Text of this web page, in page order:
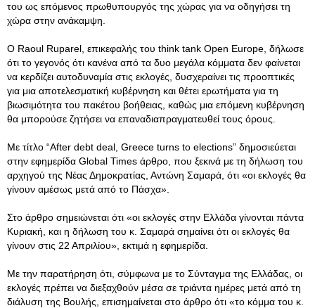
του ως επόμενος πρωθυπουργός της χώρας για να οδηγήσει τη
χώρα στην ανάκαμψη.
Ο Raoul Ruparel, επικεφαλής του think tank Open Europe, δήλωσε
ότι το γεγονός ότι κανένα από τα δυο μεγάλα κόμματα δεν φαίνεται
να κερδίζει αυτοδυναμία στις εκλογές, δυσχεραίνει τις προοπτικές
για μια αποτελεσματική κυβέρνηση και θέτει ερωτήματα για τη
βιωσιμότητα του πακέτου βοήθειας, καθώς μια επόμενη κυβέρνηση
θα μπορούσε ζητήσει να επαναδιαπραγματευθεί τους όρους.
Με τίτλο “After debt deal, Greece turns to elections” δημοσιεύεται
στην εφημερίδα Global Times άρθρο, που ξεκινά με τη δήλωση του
αρχηγού της Νέας Δημοκρατίας, Αντώνη Σαμαρά, ότι «οι εκλογές θα
γίνουν αμέσως μετά από το Πάσχα».
Στο άρθρο σημειώνεται ότι «οι εκλογές στην Ελλάδα γίνονται πάντα
Κυριακή, και η δήλωση του κ. Σαμαρά σημαίνει ότι οι εκλογές θα
γίνουν στις 22 Απριλίου», εκτιμά η εφημερίδα.
Με την παρατήρηση ότι, σύμφωνα με το Σύνταγμα της Ελλάδας, οι
εκλογές πρέπει να διεξαχθούν μέσα σε τριάντα ημέρες μετά από τη
διάλυση της Βουλής, επισημαίνεται στο άρθρο ότι «το κόμμα του κ.